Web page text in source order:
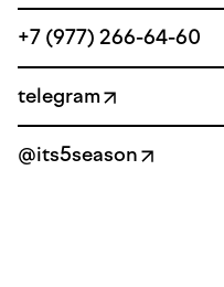
+7 (977) 266-64-60
telegram
@its5season